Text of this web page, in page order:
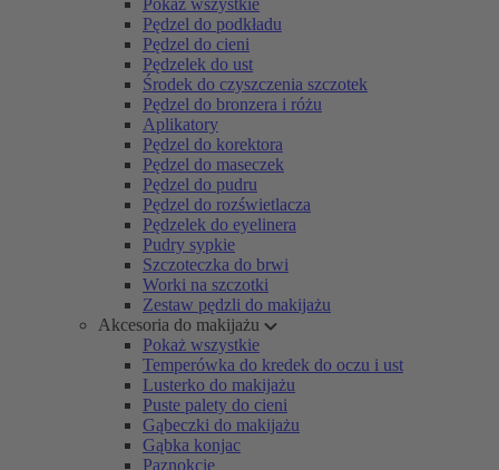
Pokaż wszystkie
Pędzel do podkładu
Pędzel do cieni
Pędzelek do ust
Środek do czyszczenia szczotek
Pędzel do bronzera i różu
Aplikatory
Pędzel do korektora
Pędzel do maseczek
Pędzel do pudru
Pędzel do rozświetlacza
Pędzelek do eyelinera
Pudry sypkie
Szczoteczka do brwi
Worki na szczotki
Zestaw pędzli do makijażu
Akcesoria do makijażu
Pokaż wszystkie
Temperówka do kredek do oczu i ust
Lusterko do makijażu
Puste palety do cieni
Gąbeczki do makijażu
Gąbka konjac
Paznokcie